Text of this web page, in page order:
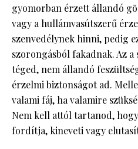
gyomorban érzett állandó
vagy a hullámvasútszerű
szenvedélynek hinni, pedig
szorongásból fakadnak. Az a
téged, nem állandó
érzelmi biztonságot ad.
valami fáj, ha valamire
Nem kell attól tartanod,
fordítja, kineveti vagy